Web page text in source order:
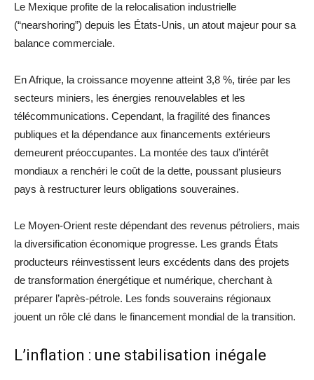
Le Mexique profite de la relocalisation industrielle
(“nearshoring”) depuis les États-Unis, un atout majeur pour sa
balance commerciale.
En Afrique, la croissance moyenne atteint 3,8 %, tirée par les
secteurs miniers, les énergies renouvelables et les
télécommunications. Cependant, la fragilité des finances
publiques et la dépendance aux financements extérieurs
demeurent préoccupantes. La montée des taux d’intérêt
mondiaux a renchéri le coût de la dette, poussant plusieurs
pays à restructurer leurs obligations souveraines.
Le Moyen-Orient reste dépendant des revenus pétroliers, mais
la diversification économique progresse. Les grands États
producteurs réinvestissent leurs excédents dans des projets
de transformation énergétique et numérique, cherchant à
préparer l’après-pétrole. Les fonds souverains régionaux
jouent un rôle clé dans le financement mondial de la transition.
L’inflation : une stabilisation inégale